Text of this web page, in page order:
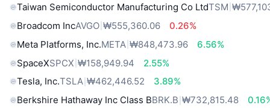
Taiwan Semiconductor Manufacturing Co LtdTSM
Broadcom IncAVGO ₩555,360.06
0.26%
Meta Platforms, Inc.META ₩848,473.96
6.56%
SpaceXSPCX ₩158,949.94
2.55%
Tesla, Inc.TSLA ₩462,446.52
3.89%
Berkshire Hathaway Inc Class BBRK.B ₩732,815.48